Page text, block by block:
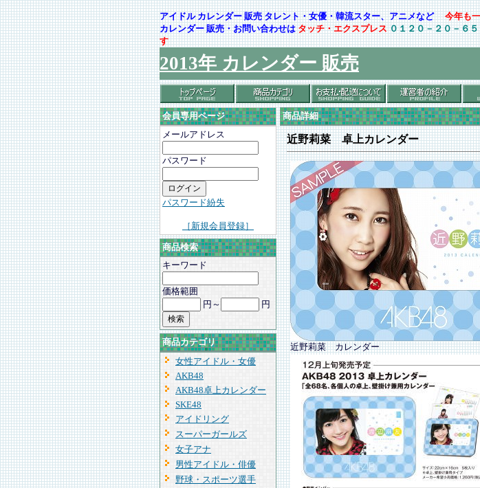
アイドル カレンダー 販売 タレント・女優・韓流スター、アニメなど今年も
カレンダー 販売・お問い合わせはタッチ・エクスプレス ０１２０－２０－６
す
2013年 カレンダー 販売
会員専用ページ
メールアドレス
パスワード
パスワード紛失
［新規会員登録］
商品検索
キーワード
価格範囲
円～
円
商品カテゴリ
女性アイドル・女優
AKB48
AKB48卓上カレンダー
SKE48
アイドリング
スーパーガールズ
女子アナ
男性アイドル・俳優
野球・スポーツ選手
商品詳細
近野莉菜 卓上カレンダー
近野莉菜 カレンダー